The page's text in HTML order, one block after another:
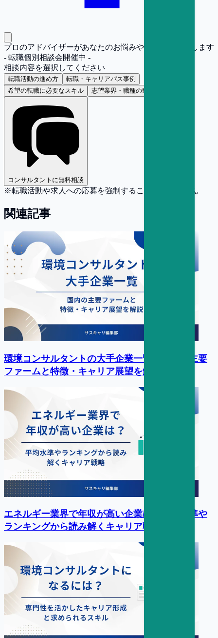
プロのアドバイザーがあなたのお悩みや疑問にお答えします
- 転職個別相談会開催中 -
相談内容を選択してください
転職活動の進め方
転職・キャリアパス事例
希望の転職に必要なスキル
志望業界・職種の動向
コンサルタントに無料相談
※転職活動や求人への応募を強制することはありません
関連記事
環境コンサルタントの大手企業一覧｜国内の主要
ファームと特徴・キャリア展望を解説
エネルギー業界で年収が高い企業は？平均水準や
ランキングから読み解くキャリア戦略